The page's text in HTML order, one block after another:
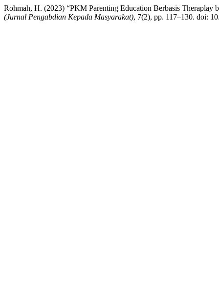
Rohmah, H. (2023) “PKM Parenting Education Berbasis
(Jurnal Pengabdian Kepada Masyarakat), 7(2), pp. 117–130. doi: